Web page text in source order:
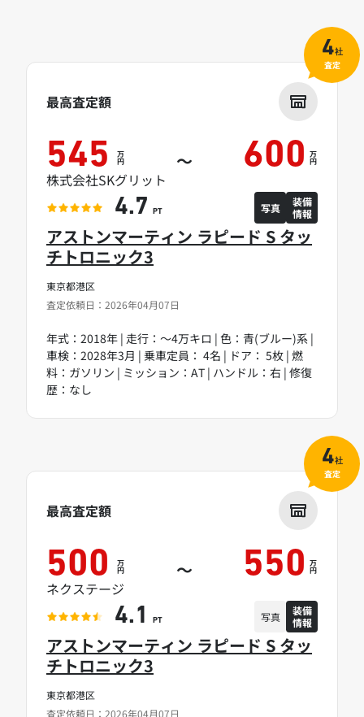
東京都港区
査定依頼日：2026年04月07日
アストンマーティン ラピード S タッ
チトロニック3
年式：2018年 | 走行：～4万キロ | 色：青(ブルー)系 |
車検：2028年3月 | 乗車定員： 4名 | ドア： 5枚 | 燃
料：ガソリン | ミッション：AT | ハンドル：右 | 修復
歴：なし
最高査定額
545 万
円 ～ 600 万
円
株式会社SKグリット
4.7 PT 写真
装備
情報
4社
査定
東京都港区
査定依頼日：2026年04月07日
アストンマーティン ラピード S タッ
チトロニック3
最高査定額
500 万
円 ～ 550 万
円
ネクステージ
4.1 PT 写真
装備
情報
4社
査定